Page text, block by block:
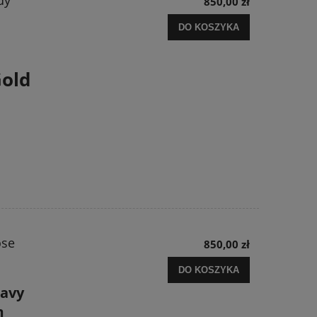
DO KOSZYKA
850,00 zł
DO KOSZYKA